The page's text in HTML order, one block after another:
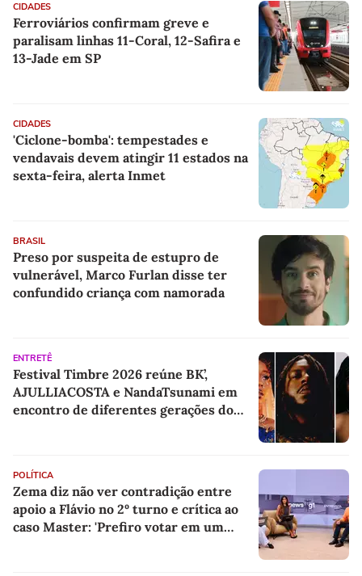
CIDADES
Ferroviários confirmam greve e
paralisam linhas 11-Coral, 12-Safira e
13-Jade em SP
CIDADES
'Ciclone-bomba': tempestades e
vendavais devem atingir 11 estados na
sexta-feira, alerta Inmet
BRASIL
Preso por suspeita de estupro de
vulnerável, Marco Furlan disse ter
confundido criança com namorada
ENTRETÊ
Festival Timbre 2026 reúne BK’,
AJULLIACOSTA e NandaTsunami em
encontro de diferentes gerações do
POLÍTICA
Zema diz não ver contradição entre
apoio a Flávio no 2º turno e crítica ao
caso Master: 'Prefiro votar em um